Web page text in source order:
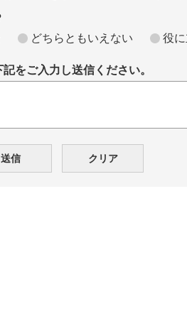
どちらともいえない 役
をご入力し送信ください。